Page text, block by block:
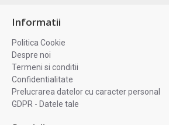
Informatii
Politica Cookie
Despre noi
Termeni si conditii
Confidentialitate
Prelucrarea datelor cu caracter personal
GDPR - Datele tale